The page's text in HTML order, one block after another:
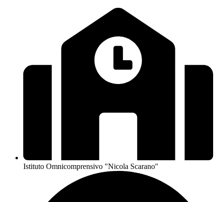
Istituto Omnicomprensivo "Nicola Scarano"